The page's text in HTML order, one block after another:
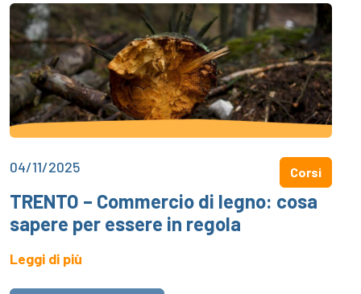
04/11/2025 Corsi
TRENTO – Commercio di legno: cosa
sapere per essere in regola
Leggi di più